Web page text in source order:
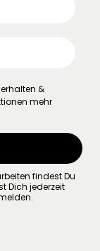
&
mehr
findest Du
Dich jederzeit